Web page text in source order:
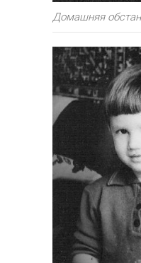
Домашняя